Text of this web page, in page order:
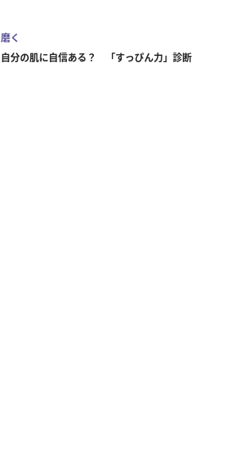
磨く
自分の肌に自信ある？ 「すっぴん力」診断